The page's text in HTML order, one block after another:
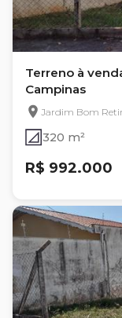
Terreno à
Campinas
Jardim Bom
320 m²
R$ 992.000